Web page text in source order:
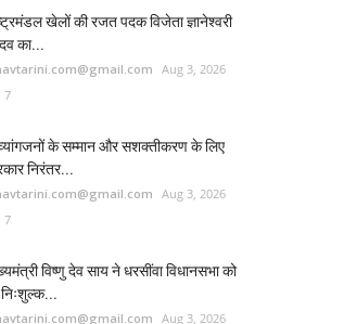
खेलों की रजत पदक विजेता ज्ञानेश्वरी
का...
Aug 3, 2026
7
के सम्मान और सशक्तीकरण के लिए
निरंतर...
Aug 3, 2026
7
विष्णु देव साय ने धरसींवा विधानसभा को
निःशुल्क...
Aug 3, 2026